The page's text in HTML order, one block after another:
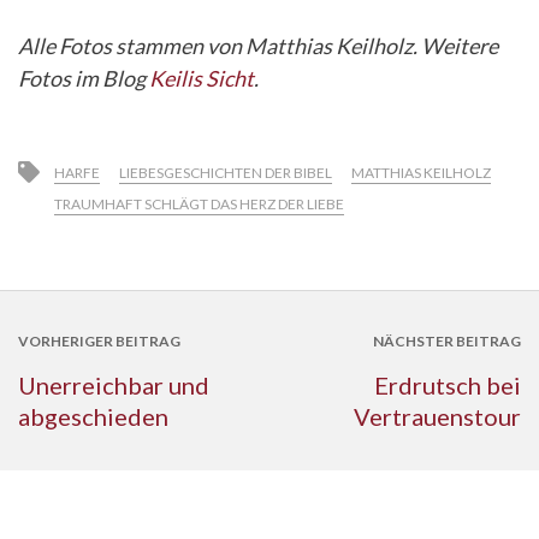
Alle Fotos stammen von Matthias Keilholz. Weitere
Fotos im BlogKeilis Sicht.
HARFE LIEBESGESCHICHTEN DER BIBEL
MATTHIAS KEILHOLZ
TRAUMHAFT SCHLÄGT DAS HERZ DER LIEBE
VORHERIGER BEITRAG
Unerreichbar und
abgeschieden
NÄCHSTER BEITRAG
Erdrutsch bei
Vertrauenstour